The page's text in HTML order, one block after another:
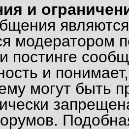
и
модератором
постинге
и
могут быть